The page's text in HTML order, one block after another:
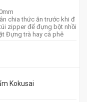
chia thức ăn trước khi đ
zipper để đựng bột nhồi
Đựng trà hay cà phê
Kokusai